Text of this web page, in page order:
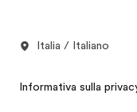
Italia / Italiano
Informativa sulla